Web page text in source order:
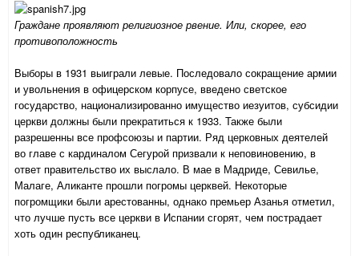
Граждане проявляют религиозное рвение. Или, скорее, его
противоположность
Выборы в 1931 выиграли левые. Последовало сокращение армии
и увольнения в офицерском корпусе, введено светское
государство, национализированно имущество иезуитов, субсидии
церкви должны были прекратиться к 1933. Также были
разрешенны все профсоюзы и партии. Ряд церковных деятелей
во главе с кардиналом Сегурой призвали к неповиновению, в
ответ правительство их выслало. В мае в Мадриде, Севилье,
Малаге, Аликанте прошли погромы церквей. Некоторые
погромщики были арестованны, однако премьер Азанья отметил,
что лучше пусть все церкви в Испании сгорят, чем пострадает
хоть один республиканец.